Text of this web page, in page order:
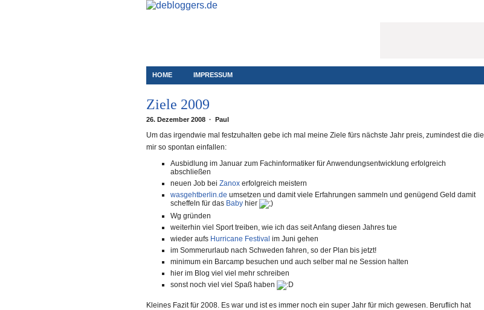
HOME IMPRESSUM
Ziele 2009
26. Dezember 2008 · Paul
Um das irgendwie mal festzuhalten gebe ich mal meine Ziele fürs nächste Jahr preis, zumindest die die
mir so spontan einfallen:
Ausbidlung im Januar zum Fachinformatiker für Anwendungsentwicklung erfolgreich
abschließen
neuen Job bei Zanox erfolgreich meistern
wasgehtberlin.de umsetzen und damit viele Erfahrungen sammeln und genügend Geld damit
scheffeln für das Baby hier
Wg gründen
weiterhin viel Sport treiben, wie ich das seit Anfang diesen Jahres tue
wieder aufs Hurricane Festival im Juni gehen
im Sommerurlaub nach Schweden fahren, so der Plan bis jetzt!
minimum ein Barcamp besuchen und auch selber mal ne Session halten
hier im Blog viel viel mehr schreiben
sonst noch viel viel Spaß haben
Kleines Fazit für 2008. Es war und ist es immer noch ein super Jahr für mich gewesen. Beruflich hat